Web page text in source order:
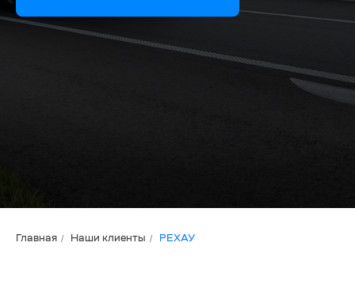
Главная / Наши клиенты / РЕХАУ